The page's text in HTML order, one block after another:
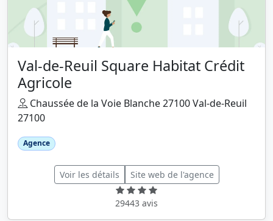
Val-de-Reuil Square Habitat Crédit
Agricole
Chaussée de la Voie Blanche 27100 Val-de-Reuil
27100
Agence
Voir les détails Site web de l'agence
29443 avis